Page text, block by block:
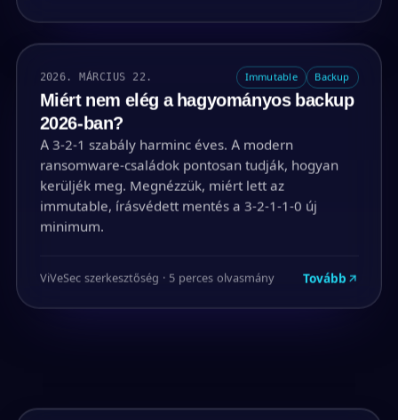
2026. MÁRCIUS 22. Immutable Backup
Miért nem elég a hagyományos backup
2026-ban?
A 3-2-1 szabály harminc éves. A modern
ransomware-családok pontosan tudják, hogyan
kerüljék meg. Megnézzük, miért lett az
immutable, írásvédett mentés a 3-2-1-1-0 új
minimum.
ViVeSec szerkesztőség · 5 perces olvasmány Tovább